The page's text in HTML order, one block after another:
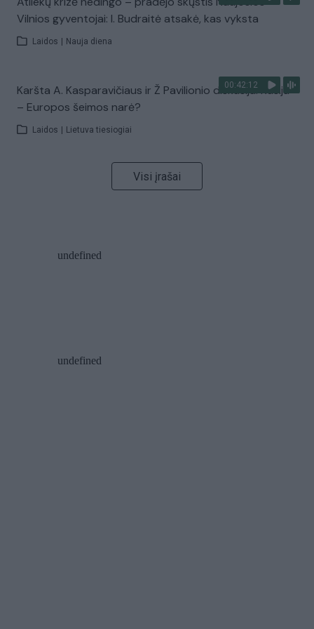
Vilnios gyventojai: I. Budraitė atsakė, kas vyksta
Laidos Nauja diena
00:42:12
Karšta A. Kasparavičiaus ir Ž Pavilionio diskusija: Rusija
– Europos šeimos narė?
Laidos Lietuva tiesiogiai
Visi įrašai